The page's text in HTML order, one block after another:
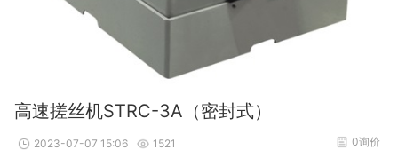
高速搓丝机STRC-3A（密封式）
2023-07-07 15:06 1521 0询价